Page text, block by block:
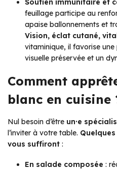
Soutien immunitaire et
feuillage participe au
apaise ballonnements et
Vision, éclat cutané,
vitaminique, il favorise
visuelle préservée et un
Comment
blanc en cuisine
Nul besoin d’être un·e
l’inviter à votre table.
vous suffiront :
En salade composée :